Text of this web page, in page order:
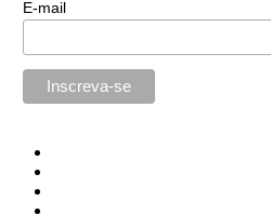
E-mail